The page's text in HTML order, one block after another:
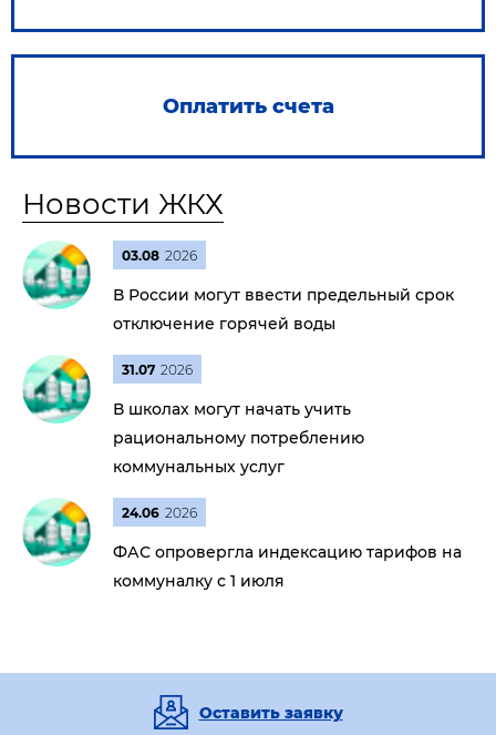
Оплатить счета
Новости ЖКХ
03.08 2026
В России могут ввести предельный срок
отключение горячей воды
31.07 2026
В школах могут начать учить
рациональному потреблению
коммунальных услуг
24.06 2026
ФАС опровергла индексацию тарифов на
коммуналку с 1 июля
Оставить заявку